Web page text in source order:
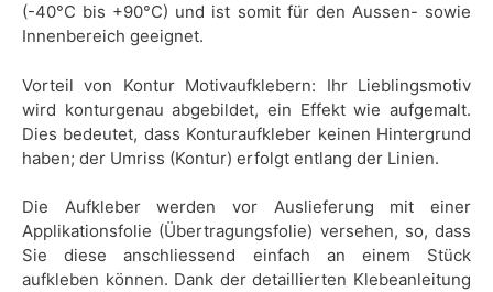
(-40°C bis +90°C) und ist somit für den Aussen- sowie
Innenbereich geeignet.
Vorteil von Kontur Motivaufklebern: Ihr Lieblingsmotiv
wird konturgenau abgebildet, ein Effekt wie aufgemalt.
Dies bedeutet, dass Konturaufkleber keinen Hintergrund
haben; der Umriss (Kontur) erfolgt entlang der Linien.
Die Aufkleber werden vor Auslieferung mit einer
Applikationsfolie (Übertragungsfolie) versehen, so, dass
Sie diese anschliessend einfach an einem Stück
aufkleben können. Dank der detaillierten Klebeanleitung